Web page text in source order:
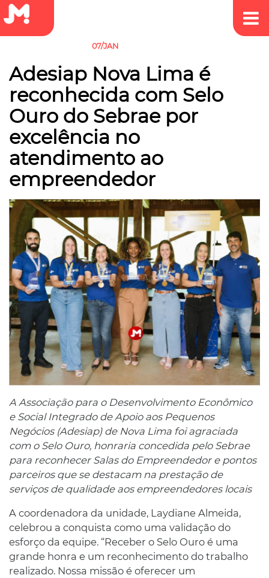
07/JAN
Adesiap Nova Lima é
reconhecida com Selo
Ouro do Sebrae por
excelência no
atendimento ao
empreendedor
A Associação para o Desenvolvimento Econômico
e Social Integrado de Apoio aos Pequenos
Negócios (Adesiap) de Nova Lima foi agraciada
com o Selo Ouro, honraria concedida pelo Sebrae
para reconhecer Salas do Empreendedor e pontos
parceiros que se destacam na prestação de
serviços de qualidade aos empreendedores locais
A coordenadora da unidade, Laydiane Almeida,
celebrou a conquista como uma validação do
esforço da equipe. “Receber o Selo Ouro é uma
grande honra e um reconhecimento do trabalho
realizado. Nossa missão é oferecer um